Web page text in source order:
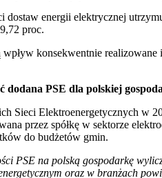
dostaw energii elektrycznej
proc.
konsekwentnie realizowane
dodana PSE dla polskiej
Sieci Elektroenergetycznych w
przez spółkę w sektorze
do budżetów gmin.
PSE na polską gospodarkę
oraz w branżach